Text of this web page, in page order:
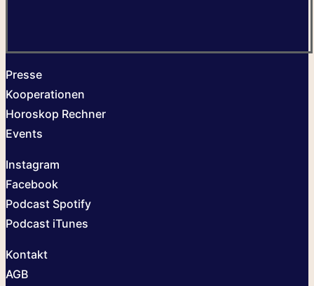
Presse
Kooperationen
Horoskop Rechner
Events
Instagram
Facebook
Podcast Spotify
Podcast iTunes
Kontakt
AGB